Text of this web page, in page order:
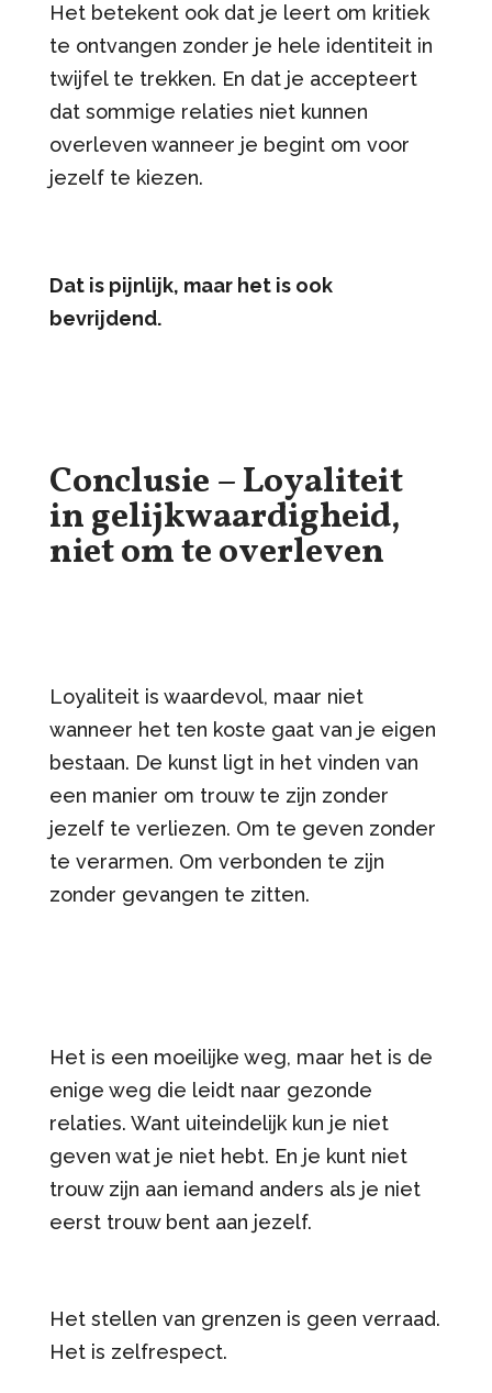
Het betekent ook dat je leert om kritiek
te ontvangen zonder je hele identiteit in
twijfel te trekken. En dat je accepteert
dat sommige relaties niet kunnen
overleven wanneer je begint om voor
jezelf te kiezen.
Dat is pijnlijk, maar het is ook
bevrijdend.
Conclusie – Loyaliteit
in gelijkwaardigheid,
niet om te overleven
Loyaliteit is waardevol, maar niet
wanneer het ten koste gaat van je eigen
bestaan. De kunst ligt in het vinden van
een manier om trouw te zijn zonder
jezelf te verliezen. Om te geven zonder
te verarmen. Om verbonden te zijn
zonder gevangen te zitten.
Het is een moeilijke weg, maar het is de
enige weg die leidt naar gezonde
relaties. Want uiteindelijk kun je niet
geven wat je niet hebt. En je kunt niet
trouw zijn aan iemand anders als je niet
eerst trouw bent aan jezelf.
Het stellen van grenzen is geen verraad.
Het is zelfrespect.